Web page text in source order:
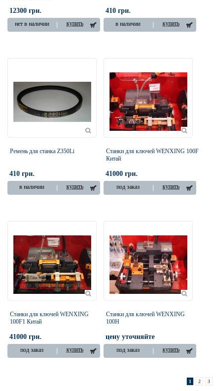
12300 грн.
нет в наличии купить
410 грн.
в наличии купить
Ремень для станка Z350Li
410 грн.
в наличии купить
Станки для ключей WENXING 100F
Китай
41000 грн.
под заказ купить
Станки для ключей WENXING
100F1 Китай
41000 грн.
под заказ купить
Станки для ключей WENXING
100H
цену уточняйте
под заказ купить
1 2 3